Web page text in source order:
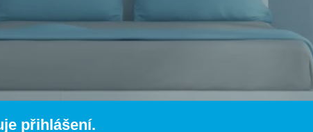
přihlášení.